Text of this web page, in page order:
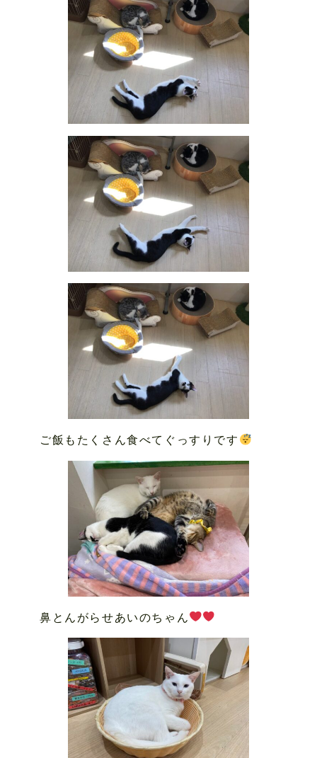
ご飯もたくさん食べてぐっすりです
鼻とんがらせあいのちゃん